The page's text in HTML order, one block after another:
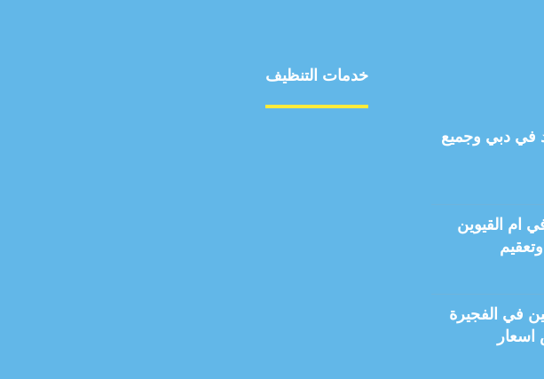
في دبي وجميع
ام القيوين
في الفجيرة
خدمات التنظيف